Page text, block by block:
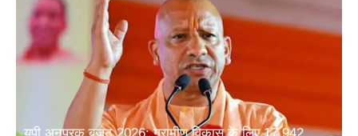
यूपी अनुपूरक बजट 2026: ग्रामीण विकास के लिए 17,942